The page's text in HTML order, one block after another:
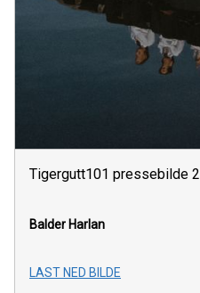
Tigergutt101 pressebilde 2
Balder Harlan
LAST NED BILDE